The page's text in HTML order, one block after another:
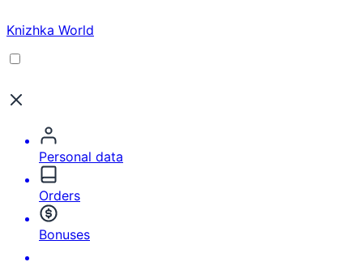
Knizhka World
Personal data
Orders
Bonuses